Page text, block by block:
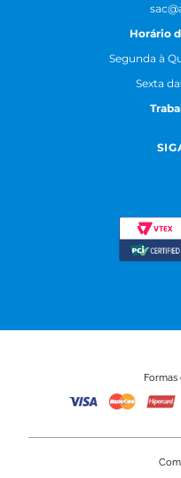
Horário
Segunda à
Sexta
Formas